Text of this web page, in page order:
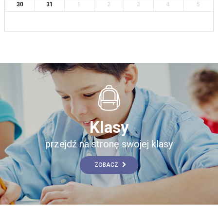
30
31 1 2 3 4 5
Klasy
przejdź na stronę swojej klasy
ZOBACZ